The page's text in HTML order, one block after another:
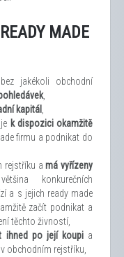
MADE
jakékoli obchodní
,
kapitál ,
k dispozici okamžitě
firmu a podnikat do
rejstříku amá vyřízeny
konkurečních
a s jejich ready made
začít podnikat a
těchto živností,
ihned po její koupia
obchodním rejstříku,